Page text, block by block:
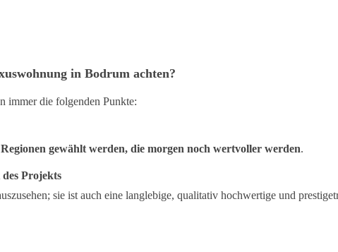
in Bodrum achten?
immer die folgenden Punkte:
gewählt werden, die morgen noch wertvoller werden.
Projekts
sie ist auch eine langlebige, qualitativ hochwertige und